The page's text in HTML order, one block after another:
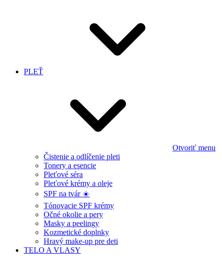
PLEŤ
Otvoriť menu
Čistenie a odlíčenie pleti
Tonery a esencie
Pleťové séra
Pleťové krémy a oleje
SPF na tvár ☀️
Tónovacie SPF krémy
Očné okolie a pery
Masky a peelingy
Kozmetické doplnky
Hravý make-up pre deti
TELO A VLASY